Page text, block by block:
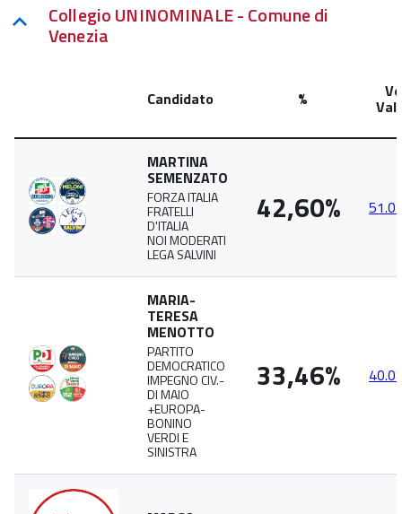
Collegio UNINOMINALE - Comune di
Venezia
Candidato %
MARTINA
SEMENZATO
FORZA ITALIA
FRATELLI
D'ITALIA
NOI MODERATI
LEGA SALVINI
42,60%
MARIA-
TERESA
MENOTTO
PARTITO
DEMOCRATICO
IMPEGNO CIV.-
DI MAIO
+EUROPA-
BONINO
VERDI E
SINISTRA
33,46%